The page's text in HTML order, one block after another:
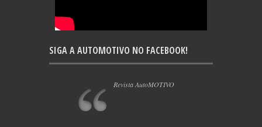
SIGA A AUTOMOTIVO NO FACEBOOK!
Revista AutoMOTIVO